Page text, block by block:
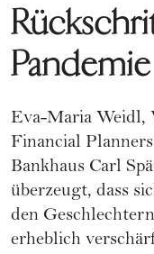
Pandemie
Eva-Maria Weidl,
Financial
Bankhaus Carl
überzeugt, dass
den
erheblich